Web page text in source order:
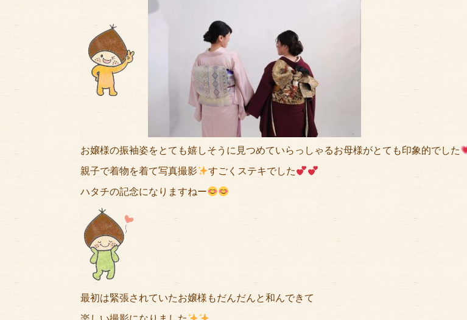
お嬢様の振袖姿をとても嬉しそうに見つめていらっしゃるお母様がとても印象的でした
親子で着物を着て写真撮影
すごくステキでした
ハタチの記念になりますねー
最初は緊張されていたお嬢様もだんだんと和んできて